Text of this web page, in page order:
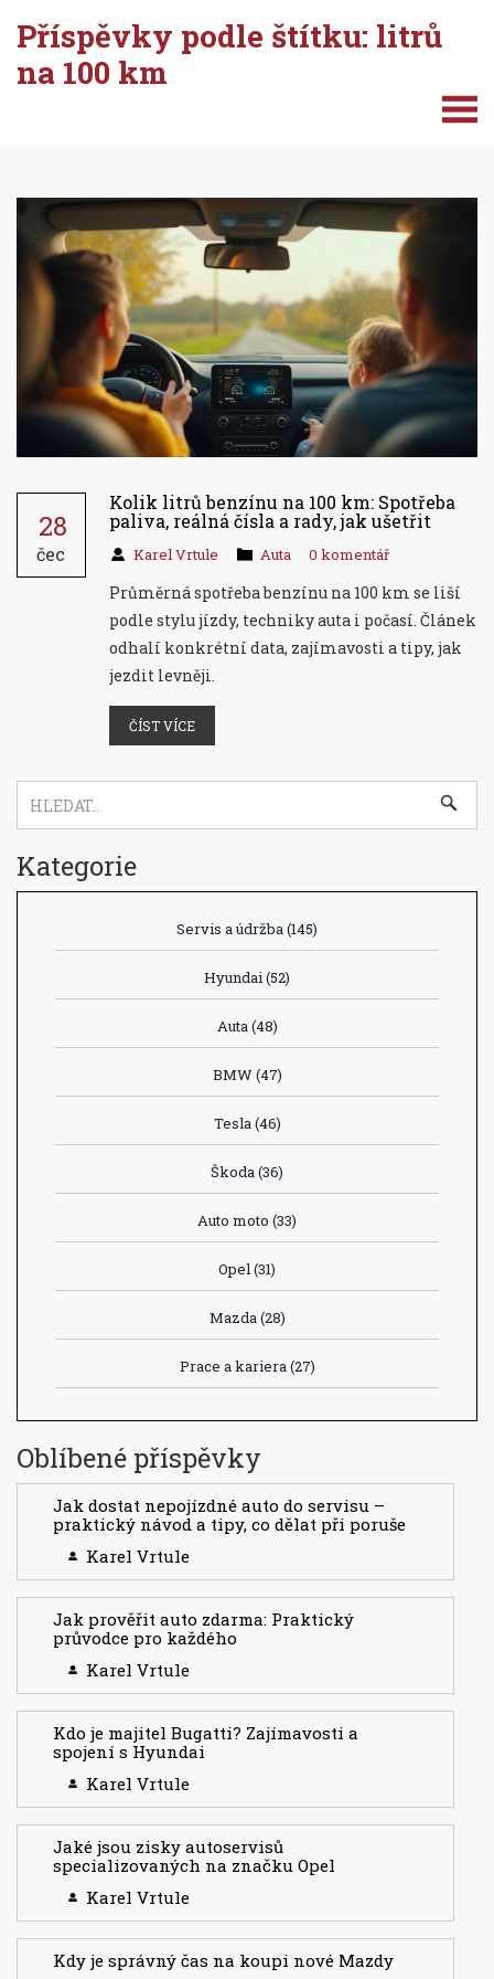
Příspěvky podle štítku: litrů
na 100 km
28
čec
Kolik litrů benzínu na 100 km: Spotřeba
paliva, reálná čísla a rady, jak ušetřit
Karel Vrtule Auta 0 komentář
Průměrná spotřeba benzínu na 100 km se liší
podle stylu jízdy, techniky auta i počasí. Článek
odhalí konkrétní data, zajímavosti a tipy, jak
jezdit levněji.
ČÍST VÍCE
Kategorie
Servis a údržba(145)
Hyundai(52)
Auta(48)
BMW (47)
Tesla(46)
Škoda(36)
Auto moto (33)
Opel(31)
Mazda(28)
Prace a kariera(27)
Oblíbené příspěvky
Jak dostat nepojízdné auto do servisu –
praktický návod a tipy, co dělat při poruše
Karel Vrtule
Jak prověřit auto zdarma: Praktický
průvodce pro každého
Karel Vrtule
Kdo je majitel Bugatti? Zajímavosti a
spojení s Hyundai
Karel Vrtule
Jaké jsou zisky autoservisů
specializovaných na značku Opel
Karel Vrtule
Kdy je správný čas na koupi nové Mazdy